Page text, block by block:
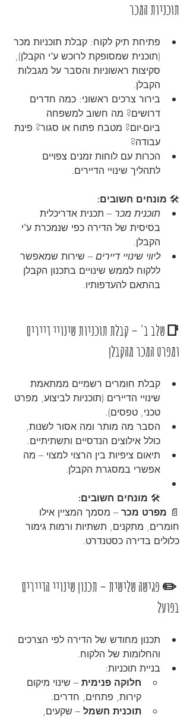
תוכניות המכר
פתיחת תיק לקוח: קבלת תוכניות מכר
(תוכנית שמסופקת לרוכש ע"י הקבלן),
סקיצות ראשוניות והסבר על מגבלות
הקבלן.
בירור צרכים ראשוני: כמה חדרים
דרושים? מה חשוב למשפחה
ביום-יום? מטבח פתוח או סגור? פינת
עבודה?
הכרות עם לוחות זמנים צפויים
לתהליך שינויי הדיירים.
🛠️ מונחים חשובים:
תוכנית מכר – תכנית אדריכלית
בסיסית של הדירה כפי שנמכרת ע"י
הקבלן.
ליווי שינויי דיירים – שירות שמאפשר
ללקוח לממש שינויים בתכנון הקבלן
בהתאם להעדפותיו.
📑שלב ב' – קבלת תוכניות שינויי דיירים
ומפרט המכר מהקבלן
קבלת חומרים רשמיים ממתאמת
שינויי הדיירים (תוכניות לביצוע, מפרט
טכני, טפסים).
הסבר מה מותר ומה אסור לשנות,
כולל אילוצים הנדסיים ותשתיתיים.
תיאום ציפיות בין הרצוי למצוי – מה
אפשרי במסגרת הקבלן.
🛠️ מונחים חשובים:
📄 מפרט מכר – מסמך המציין אילו
חומרים, מתקנים, תשתיות ורמות גימור
כלולים בדירה כסטנדרט.
✏️ פגישה שלישית – תכנון שינויי הדיירים
בפועל
תכנון מחודש של הדירה לפי הצרכים
והחלומות של הלקוח.
בניית תוכניות:
חלוקה פנימית – שינוי מיקום
קירות, פתחים, חדרים.
תוכנית חשמל – שקעים,